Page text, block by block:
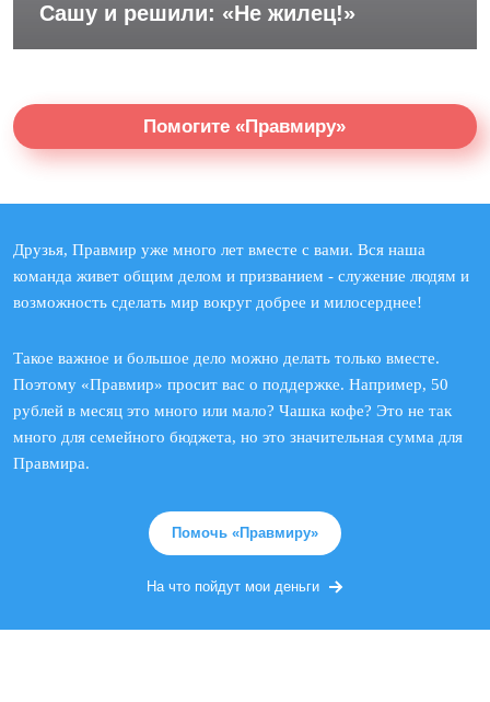
Сашу и решили: «Не жилец!»
Помогите «Правмиру»
Друзья, Правмир уже много лет вместе с вами. Вся наша
команда живет общим делом и призванием - служение людям и
возможность сделать мир вокруг добрее и милосерднее!
Такое важное и большое дело можно делать только вместе.
Поэтому «Правмир» просит вас о поддержке. Например, 50
рублей в месяц это много или мало? Чашка кофе? Это не так
много для семейного бюджета, но это значительная сумма для
Правмира.
Помочь «Правмиру»
На что пойдут мои деньги